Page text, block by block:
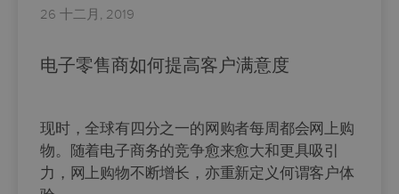
26 十二月, 2019
电子零售商如何提高客户满意度
现时，全球有四分之一的网购者每周都会网上购
物。随着电子商务的竞争愈来愈大和更具吸引
力，网上购物不断增长，亦重新定义何谓客户体